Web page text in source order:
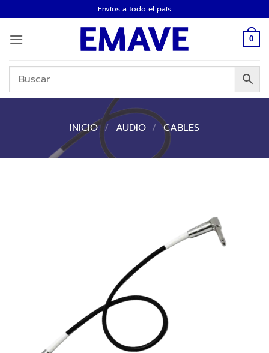
al
contenido
Envíos a todo el país
0
INICIO / AUDIO / CABLES